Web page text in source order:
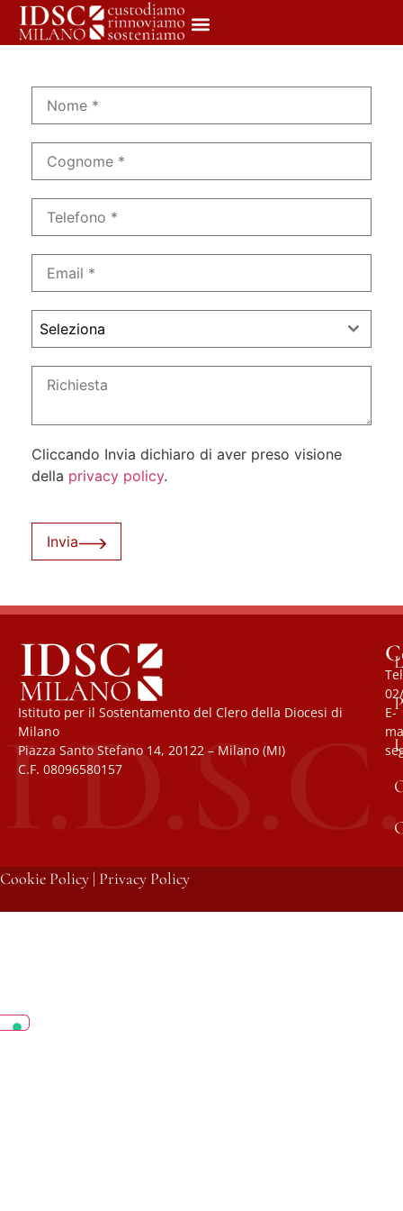
Seleziona
Cliccando Invia dichiaro di aver preso visione
della privacy policy.
Invia
Istituto per il Sostentamento del Clero della Diocesi di
Milano
Piazza Santo Stefano 14, 20122 – Milano (MI)
C.F. 08096580157
E-
Cookie Policy | Privacy Policy